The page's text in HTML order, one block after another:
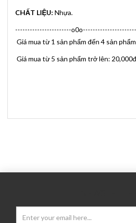
CHẤT LIỆU: Nhựa.
-----------------------
Giá mua từ 1 sản phẩm đến 4 sản
Giá mua từ 5 sản phẩm trở lên: